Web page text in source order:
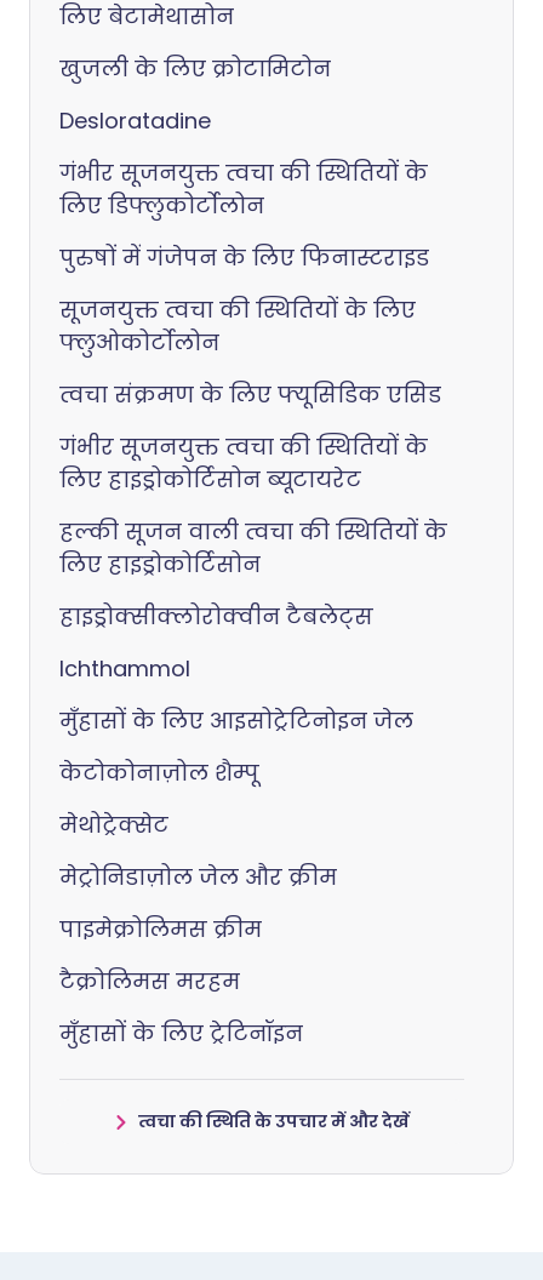
लिए बेटामेथासोन
खुजली के लिए क्रोटामिटोन
Desloratadine
गंभीर सूजनयुक्त त्वचा की स्थितियों के
लिए डिफ्लुकोर्टोलोन
पुरुषों में गंजेपन के लिए फिनास्टराइड
सूजनयुक्त त्वचा की स्थितियों के लिए
फ्लुओकोर्टोलोन
त्वचा संक्रमण के लिए फ्यूसिडिक एसिड
गंभीर सूजनयुक्त त्वचा की स्थितियों के
लिए हाइड्रोकोर्टिसोन ब्यूटायरेट
हल्की सूजन वाली त्वचा की स्थितियों के
लिए हाइड्रोकोर्टिसोन
हाइड्रोक्सीक्लोरोक्वीन टैबलेट्स
Ichthammol
मुँहासों के लिए आइसोट्रेटिनोइन जेल
केटोकोनाज़ोल शैम्पू
मेथोट्रेक्सेट
मेट्रोनिडाज़ोल जेल और क्रीम
पाइमेक्रोलिमस क्रीम
टैक्रोलिमस मरहम
मुँहासों के लिए ट्रेटिनॉइन
त्वचा की स्थिति के उपचार में और देखें